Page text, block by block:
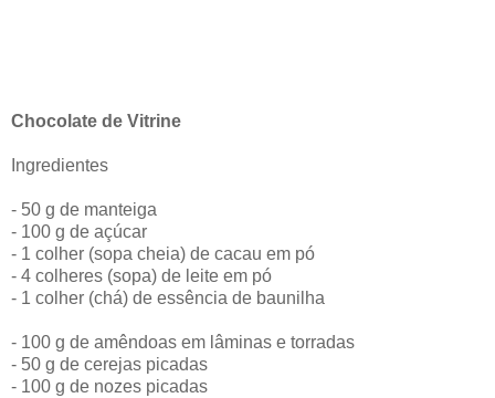
Chocolate de Vitrine
Ingredientes
- 50 g de manteiga
- 100 g de açúcar
- 1 colher (sopa cheia) de cacau em pó
- 4 colheres (sopa) de leite em pó
- 1 colher (chá) de essência de baunilha
- 100 g de amêndoas em lâminas e torradas
- 50 g de cerejas picadas
- 100 g de nozes picadas